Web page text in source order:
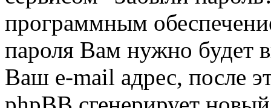
программным
пароля Вам нужно будет
Ваш e-mail адрес, после